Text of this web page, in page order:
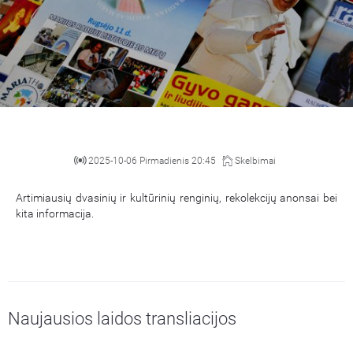
2025-10-06 Pirmadienis 20:45 Skelbimai
Artimiausių dvasinių ir kultūrinių renginių, rekolekcijų anonsai bei
kita informacija.
Naujausios laidos transliacijos